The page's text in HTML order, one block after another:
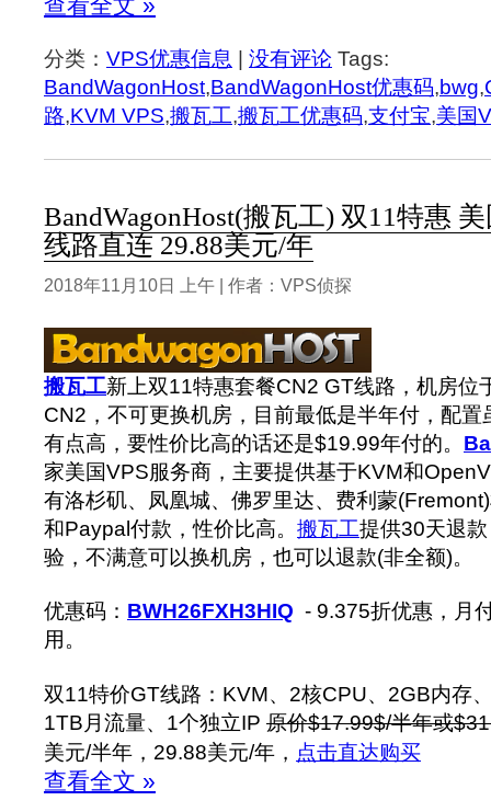
分类： VPS优惠信息 没有评论 Tags:
BandWagonHost,BandWagonHost优惠码,bwg,
路,KVM VPS,搬瓦工,搬瓦工优惠码,支付宝,美国
BandWagonHost(搬瓦工) 双11特惠
线路直连 29.88美元/年
2018年11月10日 上午 | 作者：VPS侦探
搬瓦工新上双11特惠套餐CN2 GT线路，机房位
CN2，不可更换机房，目前最低是半年付，配置
有点高，要性价比高的话还是$19.99年付的。
家美国VPS服务商，主要提供基于KVM和
有洛杉矶、凤凰城、佛罗里达、费利蒙
和Paypal付款，性价比高。 搬瓦工提供30天退
验，不满意可以换机房，也可以退款(非全额)。
优惠码： BWH26FXH3HIQ - 9.375折优惠，月
用。
双11特价GT线路：KVM、2核CPU、2GB内存
1TB月流量、1个独立IP 原价$17.99$/半年或
美元/半年，29.88美元/年， 点击直达购买
查看全文 »